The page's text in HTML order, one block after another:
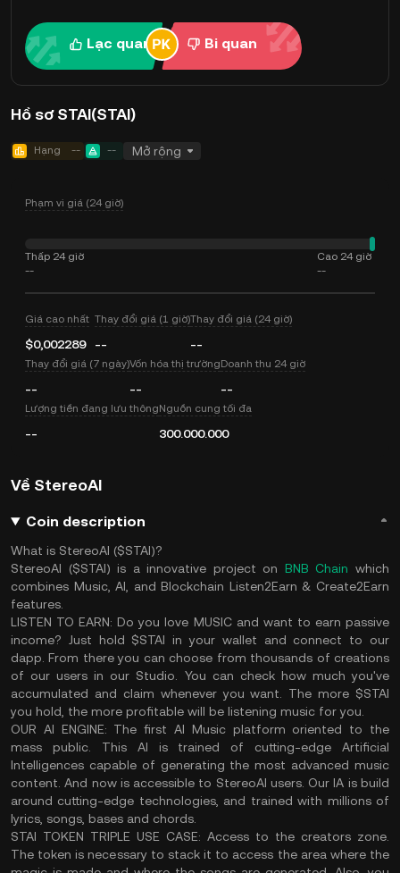
Lạc quan Bi quan
Hồ sơ STAI(STAI)
Hạng -- -- Mở rộng
Phạm vi giá (24 giờ)
Thấp 24 giờ
--
Cao 24 giờ
--
Giá cao nhất
$0,002289
Thay đổi giá (1 giờ)
--
Thay đổi giá (24 giờ)
--
Thay đổi giá (7 ngày)
--
Vốn hóa thị trường
--
Doanh thu 24 giờ
--
Lượng tiền đang lưu thông
--
Nguồn cung tối đa
300.000.000
Về StereoAI
Coin description
What is StereoAI ($STAI)?
StereoAI ($STAI) is a innovative project on BNB Chain which
combines Music, AI, and Blockchain Listen2Earn & Create2Earn
features.
LISTEN TO EARN: Do you love MUSIC and want to earn passive
income? Just hold $STAI in your wallet and connect to our
dapp. From there you can choose from thousands of creations
of our users in our Studio. You can check how much you've
accumulated and claim whenever you want. The more $STAI
you hold, the more profitable will be listening music for you.
OUR AI ENGINE: The first AI Music platform oriented to the
mass public. This AI is trained of cutting-edge Artificial
Intelligences capable of generating the most advanced music
content. And now is accessible to StereoAI users. Our IA is build
around cutting-edge technologies, and trained with millions of
lyrics, songs, bases and chords.
STAI TOKEN TRIPLE USE CASE: Access to the creators zone.
The token is necessary to stack it to access the area where the